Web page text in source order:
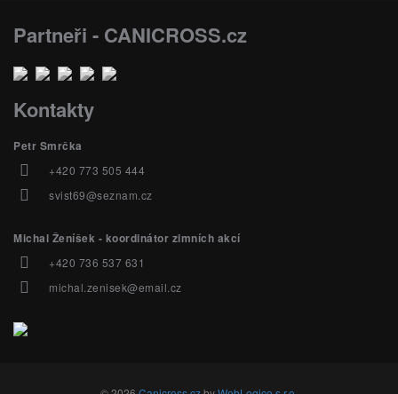
Partneři - CANICROSS.cz
Kontakty
Petr Smrčka
+420 773 505 444
svist69@seznam.cz
Michal Ženíšek - koordinátor zimních akcí
+420 736 537 631
michal.zenisek@email.cz